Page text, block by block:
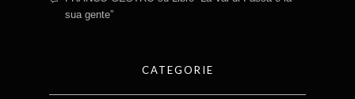
sua gente”
CATEGORIE